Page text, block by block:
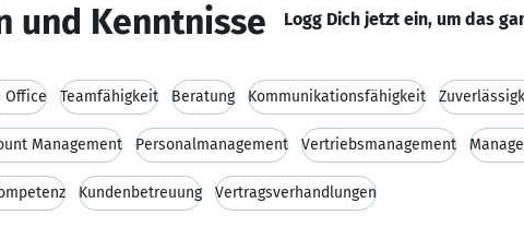
und Kenntnisse Logg Dich jetzt ein, um das
Office Teamfähigkeit Beratung Kommunikationsfähigkeit
Management Personalmanagement Vertriebsmanagement
Kundenbetreuung Vertragsverhandlungen